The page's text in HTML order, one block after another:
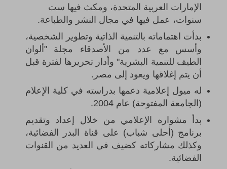
الإمارات العربية المتحدة، ومكث فيها ست
سنوات، عمل فيها في مجال النشر والطباعة.
بدأت اهتماماته بالتنمية الذاتية وتطوير الشخصية،
وأسس مع عدد من الأصدقاء مجلة "ألوان
الطيف للتنمية البشرية" وأدار تحريرها لفترة قبل
أن يتم إغلاقها ويعود إلى مصر.
له ميول إعلامية دعمها بدراسته في كلية الإعلام
(الجامعة المفتوحة) عام 2004.
بدأ مشواره الإعلامي من خلال إعداد وتقديم
برنامج (أحلى شباب) على قناة البدر الفضائية،
وكذلك مشاركاته كضيف في العديد من القنوات
الفضائية.